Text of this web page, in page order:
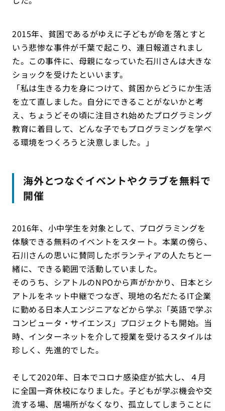
2015年、貧困であるがゆえに子どもが命を落とすと
いう悲惨な事件が千葉で起こり、連日報道されまし
た。この事件に、母親になっていた石川さんは大きな
ショックを受けたといいます。
「私は生きる力を身につけて、貧困からどうにか生活
を立て直しました。自分にできることがないかと考
え、ちょうどその頃に注目され始めたプログラミング
教育に着目して、どんな子でもプログラミングを学べ
る環境をつくろうと決意しました。」
海外とつなぐイベントやクラブを無料で
開催
2016年、小中学生を対象として、プログラミングを
体験できる無料のイベントをスタート。本業の傍ら、
石川さんの思いに賛同したボランティアの人たちと一
緒に、できる範囲で活動していました。
そのうち、シアトルのNPOから声がかかり、日本とシ
アトルをネット中継でつなぎ、現地の名だたるIT企業
に勤める日本人エンジニアなどから学ぶ「英語で学ぶ
コンピュータ・サイエンス」プロジェクトも開始。当
時、インターネットを介して授業を受けるスタイルは
珍しく、先進的でした。
そして2020年、日本でコロナ感染症が拡大し、４月
に全国一斉休校になりました。子どもが学ぶ機会や交
流する場、居場所がなくなり、孤立してしまうことに